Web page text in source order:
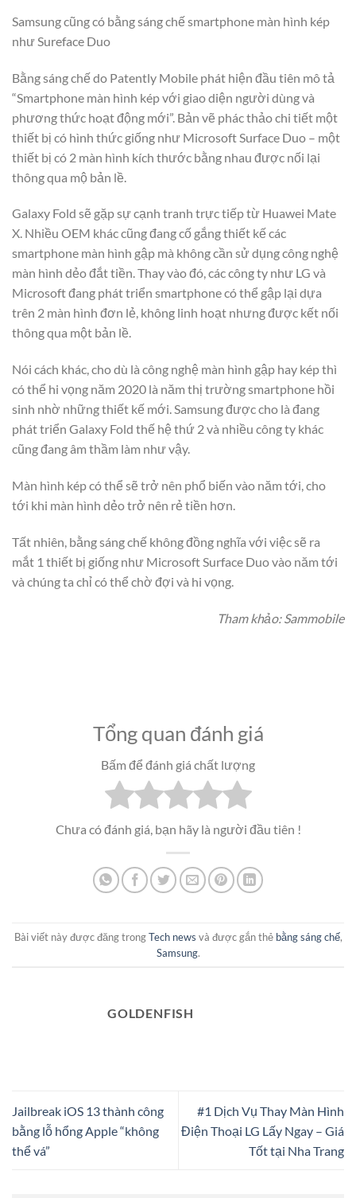
Samsung cũng có bằng sáng chế smartphone màn hình kép
như Sureface Duo
Bằng sáng chế do Patently Mobile phát hiện đầu tiên mô tả
“Smartphone màn hình kép với giao diện người dùng và
phương thức hoạt động mới”. Bản vẽ phác thảo chi tiết một
thiết bị có hình thức giống như Microsoft Surface Duo – một
thiết bị có 2 màn hình kích thước bằng nhau được nối lại
thông qua mộ bản lề.
Galaxy Fold sẽ gặp sự cạnh tranh trực tiếp từ Huawei Mate
X. Nhiều OEM khác cũng đang cố gắng thiết kế các
smartphone màn hình gập mà không cần sử dụng công nghệ
màn hình dẻo đắt tiền. Thay vào đó, các công ty như LG và
Microsoft đang phát triển smartphone có thể gập lại dựa
trên 2 màn hình đơn lẻ, không linh hoạt nhưng được kết nối
thông qua một bản lề.
Nói cách khác, cho dù là công nghệ màn hình gập hay kép thì
có thể hi vọng năm 2020 là năm thị trường smartphone hồi
sinh nhờ những thiết kế mới. Samsung được cho là đang
phát triển Galaxy Fold thế hệ thứ 2 và nhiều công ty khác
cũng đang âm thầm làm như vậy.
Màn hình kép có thể sẽ trở nên phổ biến vào năm tới, cho
tới khi màn hình dẻo trở nên rẻ tiền hơn.
Tất nhiên, bằng sáng chế không đồng nghĩa với việc sẽ ra
mắt 1 thiết bị giống như Microsoft Surface Duo vào năm tới
và chúng ta chỉ có thể chờ đợi và hi vọng.
Tham khảo: Sammobile
Tổng quan đánh giá
Bấm để đánh giá chất lượng
Chưa có đánh giá, bạn hãy là người đầu tiên !
Bài viết này được đăng trongTech news và được gắn thẻ bằng sáng chế,
Samsung.
GOLDENFISH
Jailbreak iOS 13 thành công
bằng lỗ hổng Apple “không
thể vá”
#1 Dịch Vụ Thay Màn Hình
Điện Thoại LG Lấy Ngay – Giá
Tốt tại Nha Trang